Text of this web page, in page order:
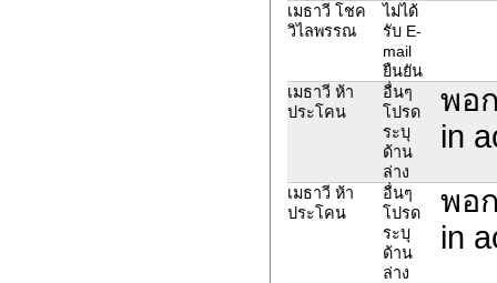
เมธาวี โชค
วิไลพรรณ
ไม่ได้
รับ E-
mail
ยืนยัน
เมธาวี ห้า
ประโคน
อื่นๆ
โปรด
ระบุ
ด้าน
ล่าง
พอ
in
เมธาวี ห้า
ประโคน
อื่นๆ
โปรด
ระบุ
ด้าน
ล่าง
พอ
in